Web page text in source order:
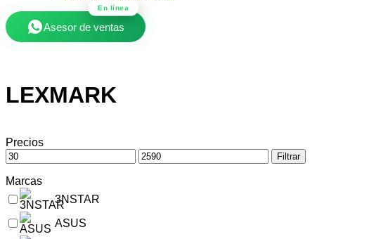
En línea
Asesor de ventas
LEXMARK
Precios
Filtrar
Marcas
3NSTAR
ASUS